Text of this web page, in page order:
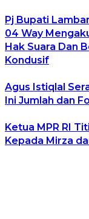
Pj Bupati
04 Way
Hak Suara Dan
Kondusif
Agus Istiqlal
Ini Jumlah dan
Ketua MPR RI
Kepada Mirza